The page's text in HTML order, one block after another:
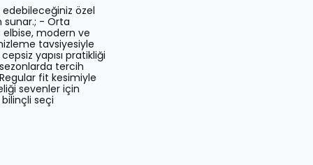
özel
sunar.; - Orta
elbise, modern ve
tavsiyesiyle
yapısı pratikliği
tercih
fit kesimiyle
sevenler için
seçi